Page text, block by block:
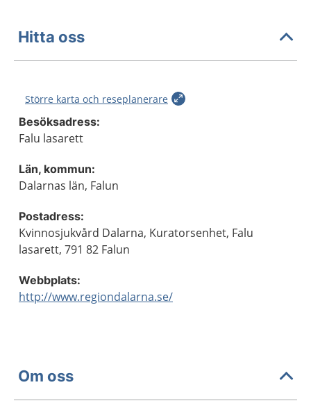
Hitta oss
Större karta och reseplanerare
Besöksadress:
Falu lasarett
Län, kommun:
Dalarnas län, Falun
Postadress:
Kvinnosjukvård Dalarna, Kuratorsenhet, Falu
lasarett, 791 82 Falun
Webbplats:
http://www.regiondalarna.se/
Om oss